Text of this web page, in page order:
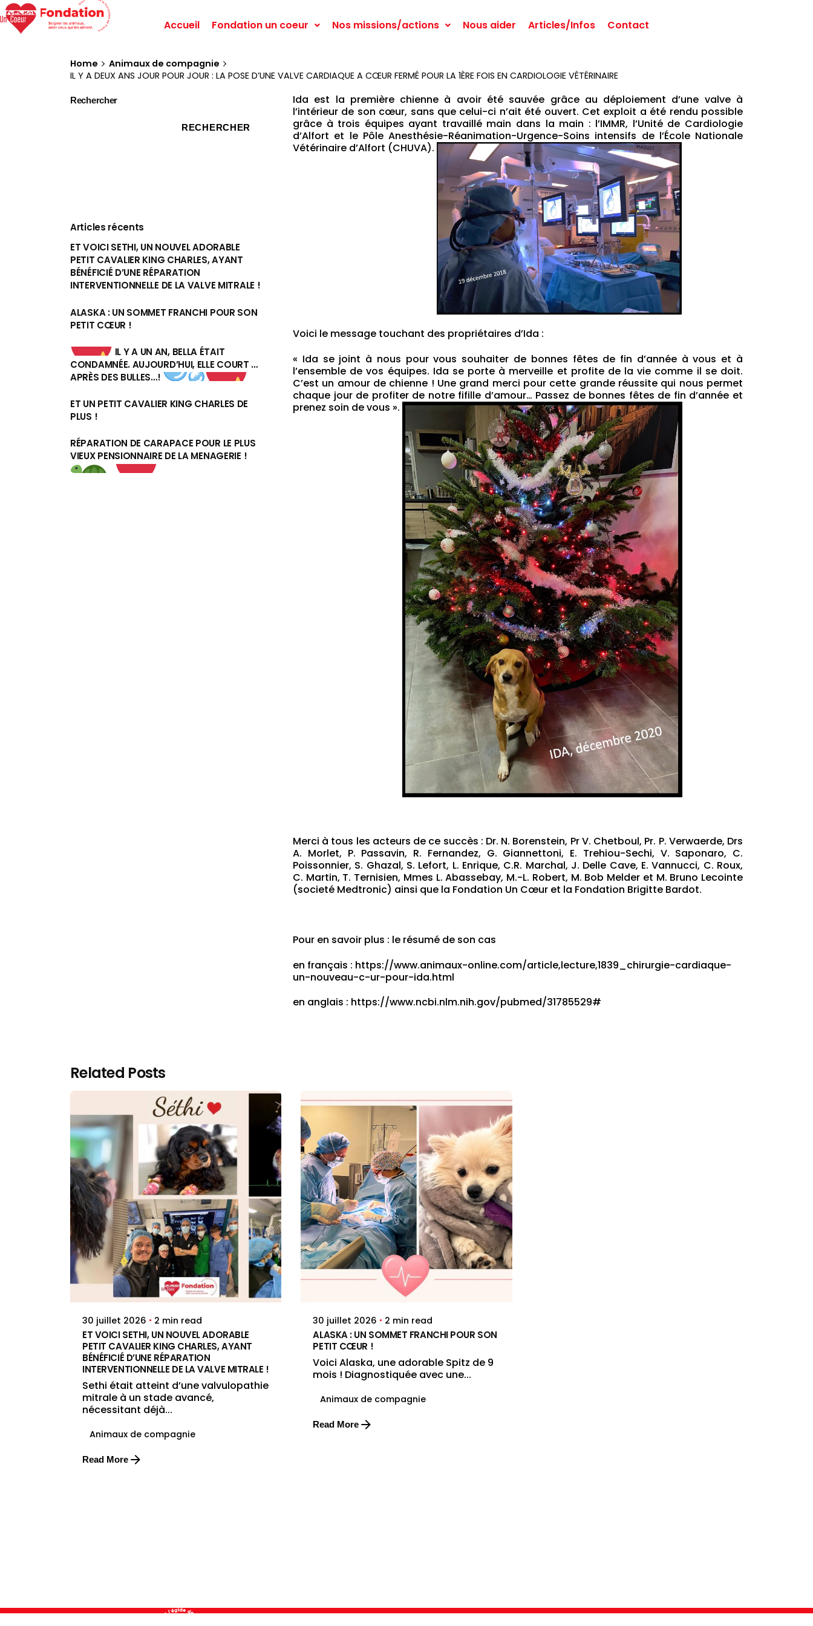
Accueil Fondation un coeur Nos missions/actions Nous aider Articles/Infos Contact
Home
Animaux de compagnie
IL Y A DEUX ANS JOUR POUR JOUR : LA POSE D’UNE VALVE CARDIAQUE A CŒUR FERMÉ POUR LA 1ÈRE FOIS EN CARDIOLOGIE VÉTÉRINAIRE
Rechercher
RECHERCHER
Articles récents
ET VOICI SETHI, UN NOUVEL ADORABLE
PETIT CAVALIER KING CHARLES, AYANT
BÉNÉFICIÉ D’UNE RÉPARATION
INTERVENTIONNELLE DE LA VALVE MITRALE !
ALASKA : UN SOMMET FRANCHI POUR SON
PETIT CŒUR !
IL Y A UN AN, BELLA ÉTAIT
CONDAMNÉE. AUJOURD’HUI, ELLE COURT …
APRÈS DES BULLES…!
ET UN PETIT CAVALIER KING CHARLES DE
PLUS !
RÉPARATION DE CARAPACE POUR LE PLUS
VIEUX PENSIONNAIRE DE LA MENAGERIE !
Ida est la première chienne à avoir été sauvée grâce au déploiement d’une valve à
l’intérieur de son cœur, sans que celui-ci n’ait été ouvert. Cet exploit a été rendu possible
grâce à trois équipes ayant travaillé main dans la main : l’IMMR, l’Unité de Cardiologie
d’Alfort et le Pôle Anesthésie-Réanimation-Urgence-Soins intensifs de l’École Nationale
Vétérinaire d’Alfort (CHUVA).
Voici le message touchant des propriétaires d’Ida :
« Ida se joint à nous pour vous souhaiter de bonnes fêtes de fin d’année à vous et à
l’ensemble de vos équipes. Ida se porte à merveille et profite de la vie comme il se doit.
C’est un amour de chienne ! Une grand merci pour cette grande réussite qui nous permet
chaque jour de profiter de notre fifille d’amour… Passez de bonnes fêtes de fin d’année et
prenez soin de vous ».
Merci à tous les acteurs de ce succès : Dr. N. Borenstein, Pr V. Chetboul, Pr. P. Verwaerde, Drs
A. Morlet, P. Passavin, R. Fernandez, G. Giannettoni, E. Trehiou-Sechi, V. Saponaro, C.
Poissonnier, S. Ghazal, S. Lefort, L. Enrique, C.R. Marchal, J. Delle Cave, E. Vannucci, C. Roux,
C. Martin, T. Ternisien, Mmes L. Abassebay, M.-L. Robert, M. Bob Melder et M. Bruno Lecointe
(societé Medtronic) ainsi que la Fondation Un Cœur et la Fondation Brigitte Bardot.
Pour en savoir plus : le résumé de son cas
en français : https://www.animaux-online.com/article,lecture,1839_chirurgie-cardiaque-
un-nouveau-c-ur-pour-ida.html
en anglais : https://www.ncbi.nlm.nih.gov/pubmed/31785529#
Related Posts
Posted by
Jenna Pacini
30 juillet 2026 2 min read
ET VOICI SETHI, UN NOUVEL ADORABLE
PETIT CAVALIER KING CHARLES, AYANT
BÉNÉFICIÉ D’UNE RÉPARATION
INTERVENTIONNELLE DE LA VALVE MITRALE !
Sethi était atteint d’une valvulopathie
mitrale à un stade avancé,
nécessitant déjà...
Animaux de compagnie
Read More
Posted by
Jenna Pacini
30 juillet 2026 2 min read
ALASKA : UN SOMMET FRANCHI POUR SON
PETIT CŒUR !
Voici Alaska, une adorable Spitz de 9
mois ! Diagnostiquée avec une...
Animaux de compagnie
Read More